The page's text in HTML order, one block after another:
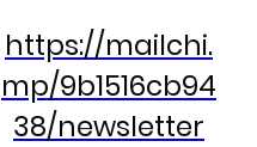
https://mailchi.
mp/9b1516cb94
38/newsletter